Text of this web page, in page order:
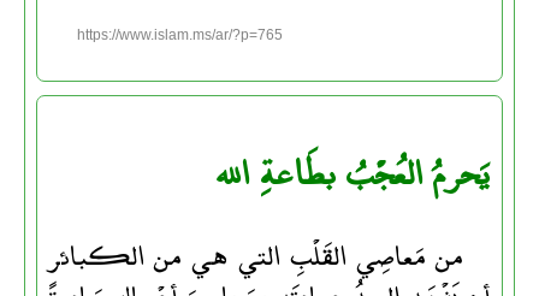
https://www.islam.ms/ar/?p=765
يَحرمُ العُجْبُ بطَاعةِ الله
من مَعاصِي القَلْبِ التي هي من الكبائر